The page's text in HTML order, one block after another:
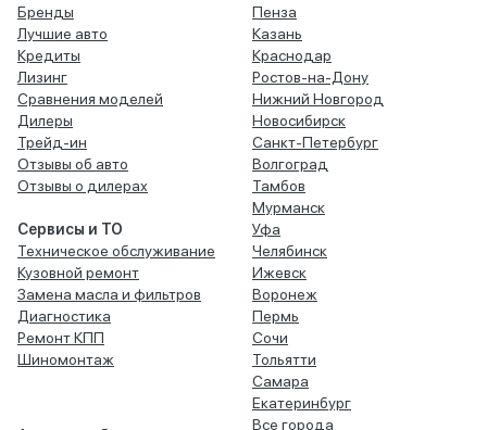
Бренды
Лучшие авто
Кредиты
Лизинг
Сравнения моделей
Дилеры
Трейд-ин
Отзывы об авто
Отзывы о дилерах
Сервисы и ТО
Техническое обслуживание
Кузовной ремонт
Замена масла и фильтров
Диагностика
Ремонт КПП
Шиномонтаж
Пенза
Казань
Краснодар
Ростов-на-Дону
Нижний Новгород
Новосибирск
Санкт-Петербург
Волгоград
Тамбов
Мурманск
Уфа
Челябинск
Ижевск
Воронеж
Пермь
Сочи
Тольятти
Самара
Екатеринбург
Все города